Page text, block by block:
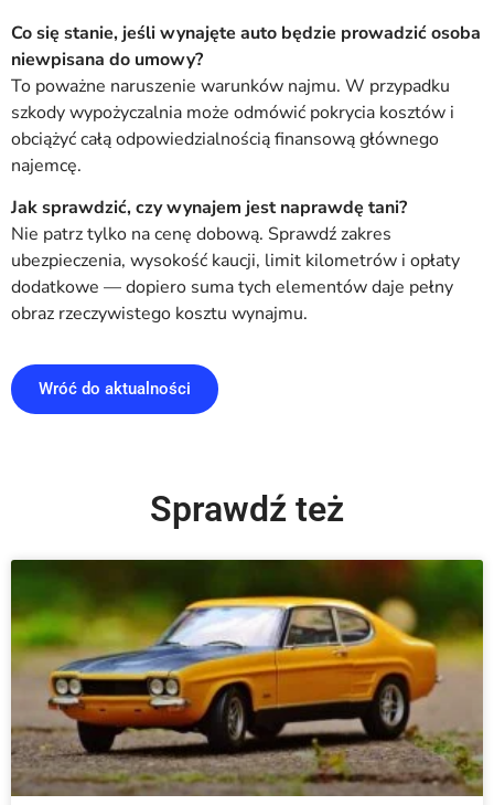
Co się stanie, jeśli wynajęte auto będzie prowadzić osoba
niewpisana do umowy?
To poważne naruszenie warunków najmu. W przypadku
szkody wypożyczalnia może odmówić pokrycia kosztów i
obciążyć całą odpowiedzialnością finansową głównego
najemcę.
Jak sprawdzić, czy wynajem jest naprawdę tani?
Nie patrz tylko na cenę dobową. Sprawdź zakres
ubezpieczenia, wysokość kaucji, limit kilometrów i opłaty
dodatkowe — dopiero suma tych elementów daje pełny
obraz rzeczywistego kosztu wynajmu.
Wróć do aktualności
Sprawdź też